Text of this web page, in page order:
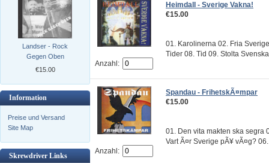
Landser - Rock
Gegen Oben
€15.00
Information
Preise und Versand
Site Map
Skrewdriver Links
Anzahl:
Heimdall - Sverige Vakna!
€15.00
01. Karolinerna 02. Fria
Tider 08. Tid 09. Stolta
Anzahl:
Spandau - FrihetskÃ¤mpar
€15.00
01. Den vita makten ska segra
Vart Ã¤r Sverige pÃ¥ vÃ¤g?